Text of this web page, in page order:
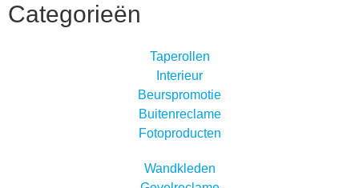
Categorieën
Taperollen
Interieur
Beurspromotie
Buitenreclame
Fotoproducten
Wandkleden